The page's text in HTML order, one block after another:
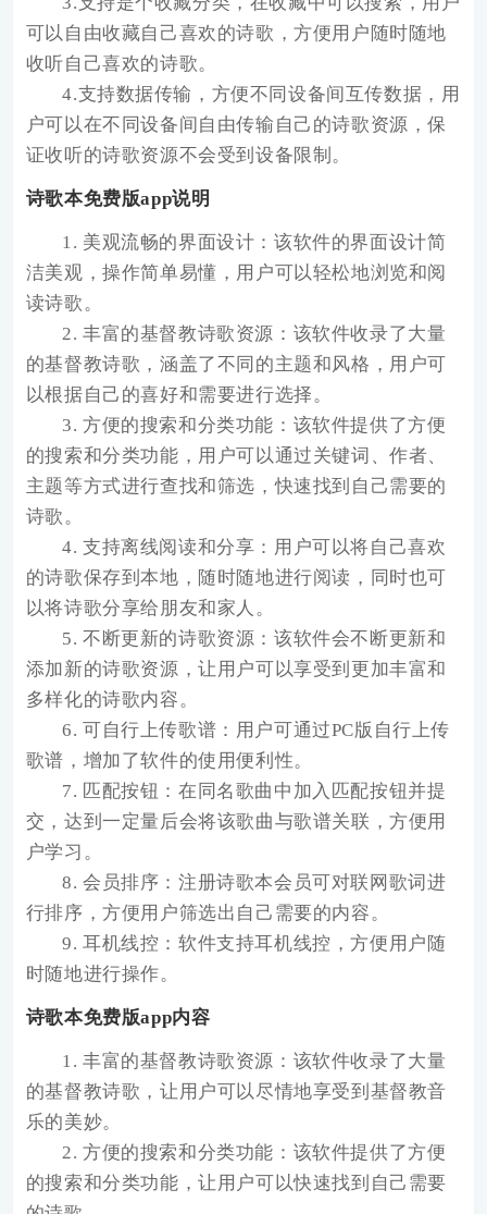
可以自由收藏自己喜欢的诗歌，方便用户随时随地
收听自己喜欢的诗歌。
4.支持数据传输，方便不同设备间互传数据，用
户可以在不同设备间自由传输自己的诗歌资源，保
证收听的诗歌资源不会受到设备限制。
诗歌本免费版app说明
1. 美观流畅的界面设计：该软件的界面设计简
洁美观，操作简单易懂，用户可以轻松地浏览和阅
读诗歌。
2. 丰富的基督教诗歌资源：该软件收录了大量
的基督教诗歌，涵盖了不同的主题和风格，用户可
以根据自己的喜好和需要进行选择。
3. 方便的搜索和分类功能：该软件提供了方便
的搜索和分类功能，用户可以通过关键词、作者、
主题等方式进行查找和筛选，快速找到自己需要的
诗歌。
4. 支持离线阅读和分享：用户可以将自己喜欢
的诗歌保存到本地，随时随地进行阅读，同时也可
以将诗歌分享给朋友和家人。
5. 不断更新的诗歌资源：该软件会不断更新和
添加新的诗歌资源，让用户可以享受到更加丰富和
多样化的诗歌内容。
6. 可自行上传歌谱：用户可通过PC版自行上传
歌谱，增加了软件的使用便利性。
7. 匹配按钮：在同名歌曲中加入匹配按钮并提
交，达到一定量后会将该歌曲与歌谱关联，方便用
户学习。
8. 会员排序：注册诗歌本会员可对联网歌词进
行排序，方便用户筛选出自己需要的内容。
9. 耳机线控：软件支持耳机线控，方便用户随
时随地进行操作。
诗歌本免费版app内容
1. 丰富的基督教诗歌资源：该软件收录了大量
的基督教诗歌，让用户可以尽情地享受到基督教音
乐的美妙。
2. 方便的搜索和分类功能：该软件提供了方便
的搜索和分类功能，让用户可以快速找到自己需要